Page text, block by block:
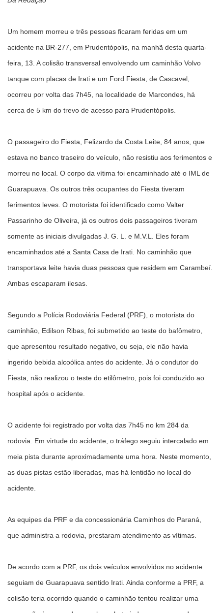
Um homem morreu e três pessoas ficaram feridas em um
acidente na BR-277, em Prudentópolis, na manhã desta quarta-
feira, 13. A colisão transversal envolvendo um caminhão Volvo
tanque com placas de Irati e um Ford Fiesta, de Cascavel,
ocorreu por volta das 7h45, na localidade de Marcondes, há
cerca de 5 km do trevo de acesso para Prudentópolis.
O passageiro do Fiesta, Felizardo da Costa Leite, 84 anos, que
estava no banco traseiro do veículo, não resistiu aos ferimentos e
morreu no local. O corpo da vítima foi encaminhado até o IML de
Guarapuava. Os outros três ocupantes do Fiesta tiveram
ferimentos leves. O motorista foi identificado como Valter
Passarinho de Oliveira, já os outros dois passageiros tiveram
somente as iniciais divulgadas J. G. L. e M.V.L. Eles foram
encaminhados até a Santa Casa de Irati. No caminhão que
transportava leite havia duas pessoas que residem em Carambeí.
Ambas escaparam ilesas.
Segundo a Polícia Rodoviária Federal (PRF), o motorista do
caminhão, Edilson Ribas, foi submetido ao teste do bafômetro,
que apresentou resultado negativo, ou seja, ele não havia
ingerido bebida alcoólica antes do acidente. Já o condutor do
Fiesta, não realizou o teste do etilômetro, pois foi conduzido ao
hospital após o acidente.
O acidente foi registrado por volta das 7h45 no km 284 da
rodovia. Em virtude do acidente, o tráfego seguiu intercalado em
meia pista durante aproximadamente uma hora. Neste momento,
as duas pistas estão liberadas, mas há lentidão no local do
acidente.
As equipes da PRF e da concessionária Caminhos do Paraná,
que administra a rodovia, prestaram atendimento as vítimas.
De acordo com a PRF, os dois veículos envolvidos no acidente
seguiam de Guarapuava sentido Irati. Ainda conforme a PRF, a
colisão teria ocorrido quando o caminhão tentou realizar uma